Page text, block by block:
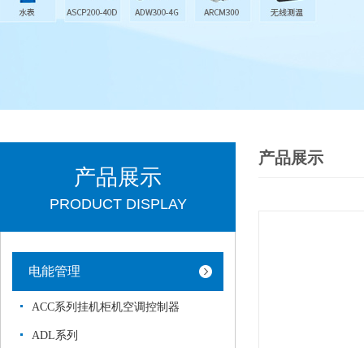
产品展示
PRODUCT DISPLAY
电能管理
ACC系列挂机柜机空调控制器
ADL系列
产品展示